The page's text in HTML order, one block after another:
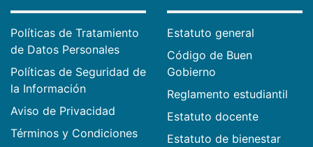
Políticas de Tratamiento
de Datos Personales
Políticas de Seguridad de
la Información
Aviso de Privacidad
Términos y Condiciones
Estatuto general
Código de Buen
Gobierno
Reglamento estudiantil
Estatuto docente
Estatuto de bienestar